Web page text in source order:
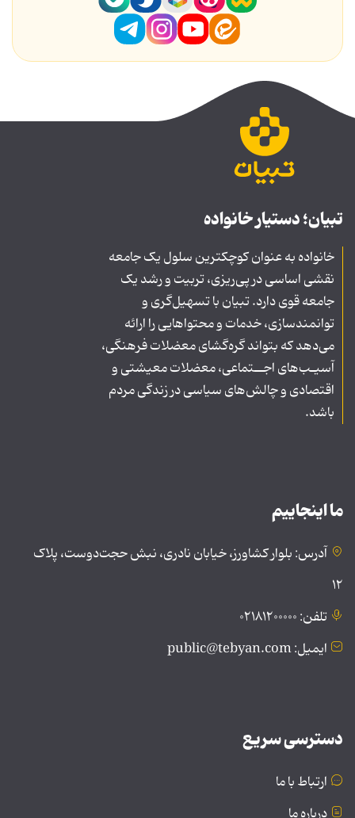
تبیان؛ دستیار خانواده
خانواده به عنوان کوچکترین سلول یک جامعه
نقشی اساسی در پی‌ریزی، تربیت و رشد یک
جامعه قوی دارد. تبیان با تسهیل‌گری و
توانمندسازی، خدمات و محتواهایی را ارائه
می‌دهد که بتواند گره‌گشای معضلات فرهنگی،
آسیـب‌های اجــتماعی، معضلات معیشتی و
اقتصادی و چالش‌های سیاسی در زندگی مردم
باشد.
ما اینجاییم
آدرس: بلوار کشاورز، خیابان نادری، نبش حجت‌دوست، پلاک
۱۲
تلفن: ۰۲۱۸۱۲۰۰۰۰۰
ایمیل: public@tebyan.com
دسترسی سریع
ارتباط با ما